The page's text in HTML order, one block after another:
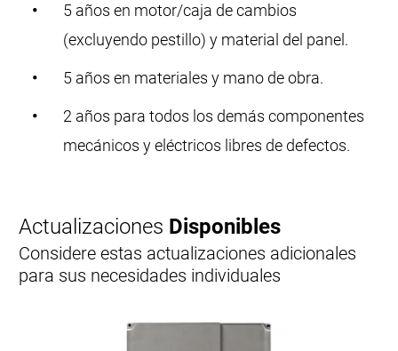
5 años en motor/caja de cambios
(excluyendo pestillo) y material del panel.
5 años en materiales y mano de obra.
2 años para todos los demás componentes
mecánicos y eléctricos libres de defectos.
Actualizaciones Disponibles
Considere estas actualizaciones adicionales
para sus necesidades individuales